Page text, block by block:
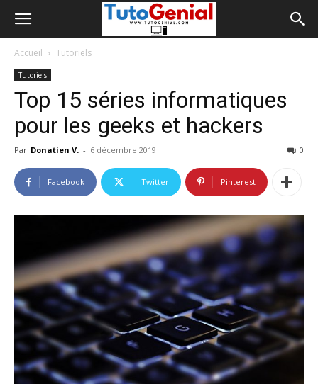
Accueil Tutoriels
Tutoriels
Top 15 séries informatiques
pour les geeks et hackers
Par Donatien V. - 6 décembre 2019 0
Facebook Twitter Pinterest